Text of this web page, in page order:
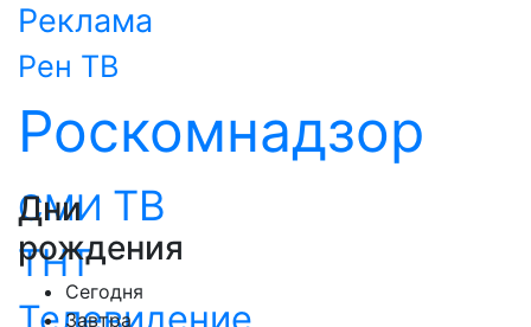
Реклама
Рен ТВ
Роскомнадзор
СМИ ТВ
ТНТ
Телевидение
Дни
рождения
Сегодня
Завтра